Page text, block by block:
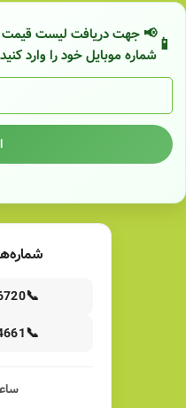
📢 جهت دریافت لیست قیمت
شماره موبایل خود را وارد
📞
📞